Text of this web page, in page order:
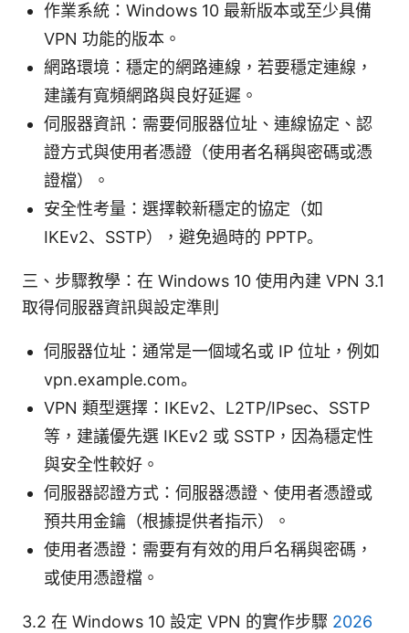
作業系統：Windows 10 最新版本或至少具備
VPN 功能的版本。
網路環境：穩定的網路連線，若要穩定連線，
建議有寬頻網路與良好延遲。
伺服器資訊：需要伺服器位址、連線協定、認
證方式與使用者憑證（使用者名稱與密碼或憑
證檔）。
安全性考量：選擇較新穩定的協定（如
IKEv2、SSTP），避免過時的 PPTP。
三、步驟教學：在 Windows 10 使用內建 VPN 3.1
取得伺服器資訊與設定準則
伺服器位址：通常是一個域名或 IP 位址，例如
vpn.example.com。
VPN 類型選擇：IKEv2、L2TP/IPsec、SSTP
等，建議優先選 IKEv2 或 SSTP，因為穩定性
與安全性較好。
伺服器認證方式：伺服器憑證、使用者憑證或
預共用金鑰（根據提供者指示）。
使用者憑證：需要有有效的用戶名稱與密碼，
或使用憑證檔。
3.2 在 Windows 10 設定 VPN 的實作步驟 2026